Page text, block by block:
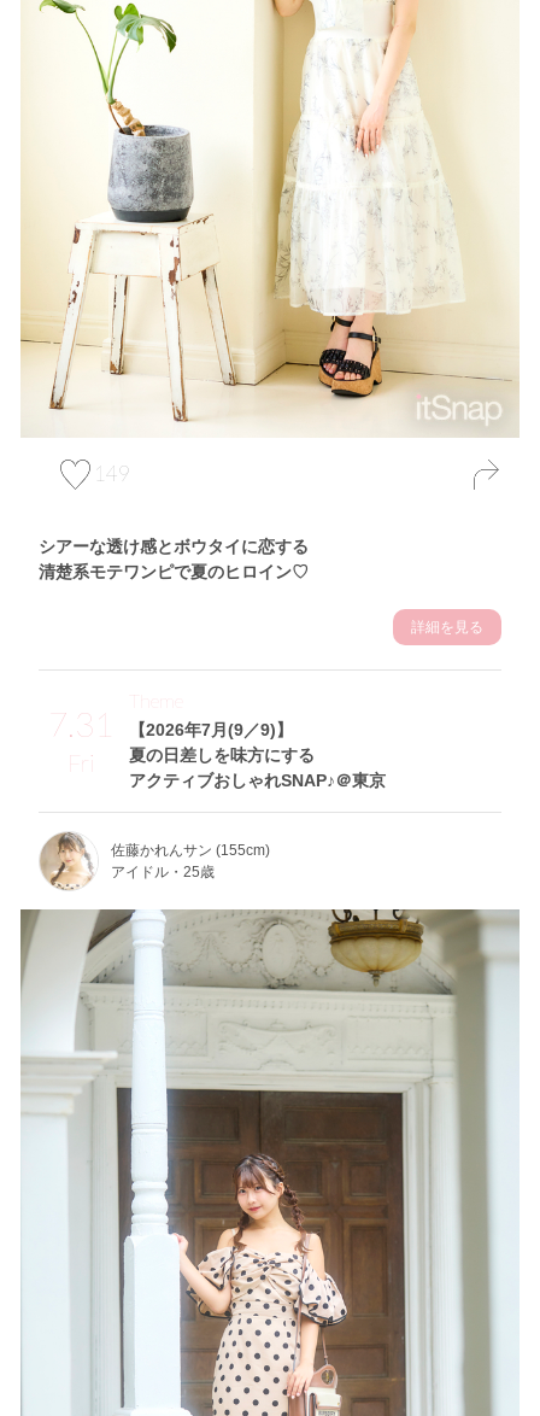
149
シアーな透け感とボウタイに恋する
清楚系モテワンピで夏のヒロイン♡
詳細を見る
7.31
Fri
【2026年7月(9／9)】
夏の日差しを味方にする
アクティブおしゃれSNAP♪＠東京
Theme
佐藤かれんサン (155cm)
アイドル・25歳